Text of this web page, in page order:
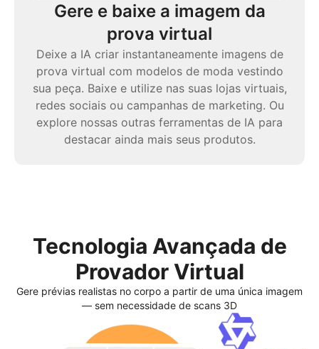
Gere e baixe a imagem da
prova virtual
Deixe a IA criar instantaneamente imagens de
prova virtual com modelos de moda vestindo
sua peça. Baixe e utilize nas suas lojas virtuais,
redes sociais ou campanhas de marketing. Ou
explore nossas outras ferramentas de IA para
destacar ainda mais seus produtos.
Tecnologia Avançada de
Provador Virtual
Gere prévias realistas no corpo a partir de uma única imagem
— sem necessidade de scans 3D